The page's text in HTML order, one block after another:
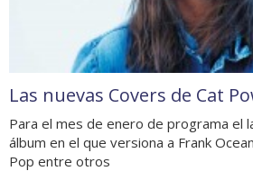
Las nuevas Covers de Cat
Para el mes de enero de programa el
álbum en el que versiona a Frank
Pop entre otros